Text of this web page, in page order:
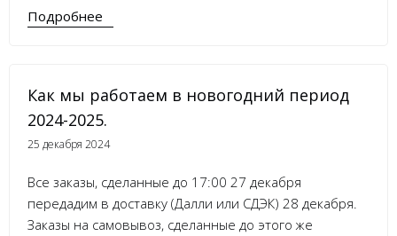
Подробнее
Как мы работаем в новогодний период
2024-2025.
25 декабря 2024
Все заказы, сделанные до 17:00 27 декабря
передадим в доставку (Далли или СДЭК) 28 декабря.
Заказы на самовывоз, сделанные до этого же